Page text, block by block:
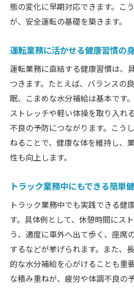
態の変化に早期対応できます。こ
が、安全運転の基礎を築きます。
運転業務に活かせる健康習慣の
運転業務に直結する健康習慣は、
つきます。たとえば、バランスの
眠、こまめな水分補給は基本です
ストレッチや軽い体操を取り入れ
不良の予防につながります。こう
ねることで、健康な体を維持し、
性も向上します。
トラック業務中にもできる簡単
トラック業務中でも実践できる健
す。具体例として、休憩時間にス
う、適度に車外へ出て歩く、座席
するなどが挙げられます。また、
的な水分補給を心がけることも重
な積み重ねが、疲労や体調不良の